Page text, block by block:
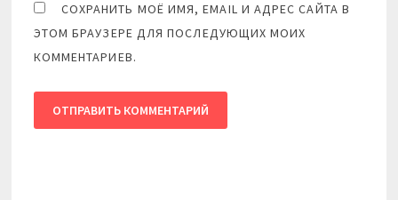
СОХРАНИТЬ МОЁ ИМЯ, EMAIL И АДРЕС САЙТА В
ЭТОМ БРАУЗЕРЕ ДЛЯ ПОСЛЕДУЮЩИХ МОИХ
КОММЕНТАРИЕВ.